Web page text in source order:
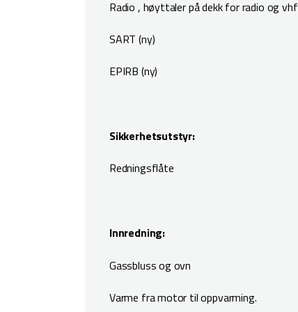
Radio , høyttaler på dekk for radio og vhf
SART (ny)
EPIRB (ny)
Sikkerhetsutstyr:
Redningsflåte
Innredning:
Gassbluss og ovn
Varme fra motor til oppvarming.